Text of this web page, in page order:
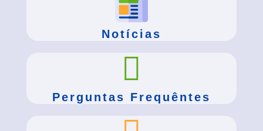
Notícias
Perguntas Frequêntes